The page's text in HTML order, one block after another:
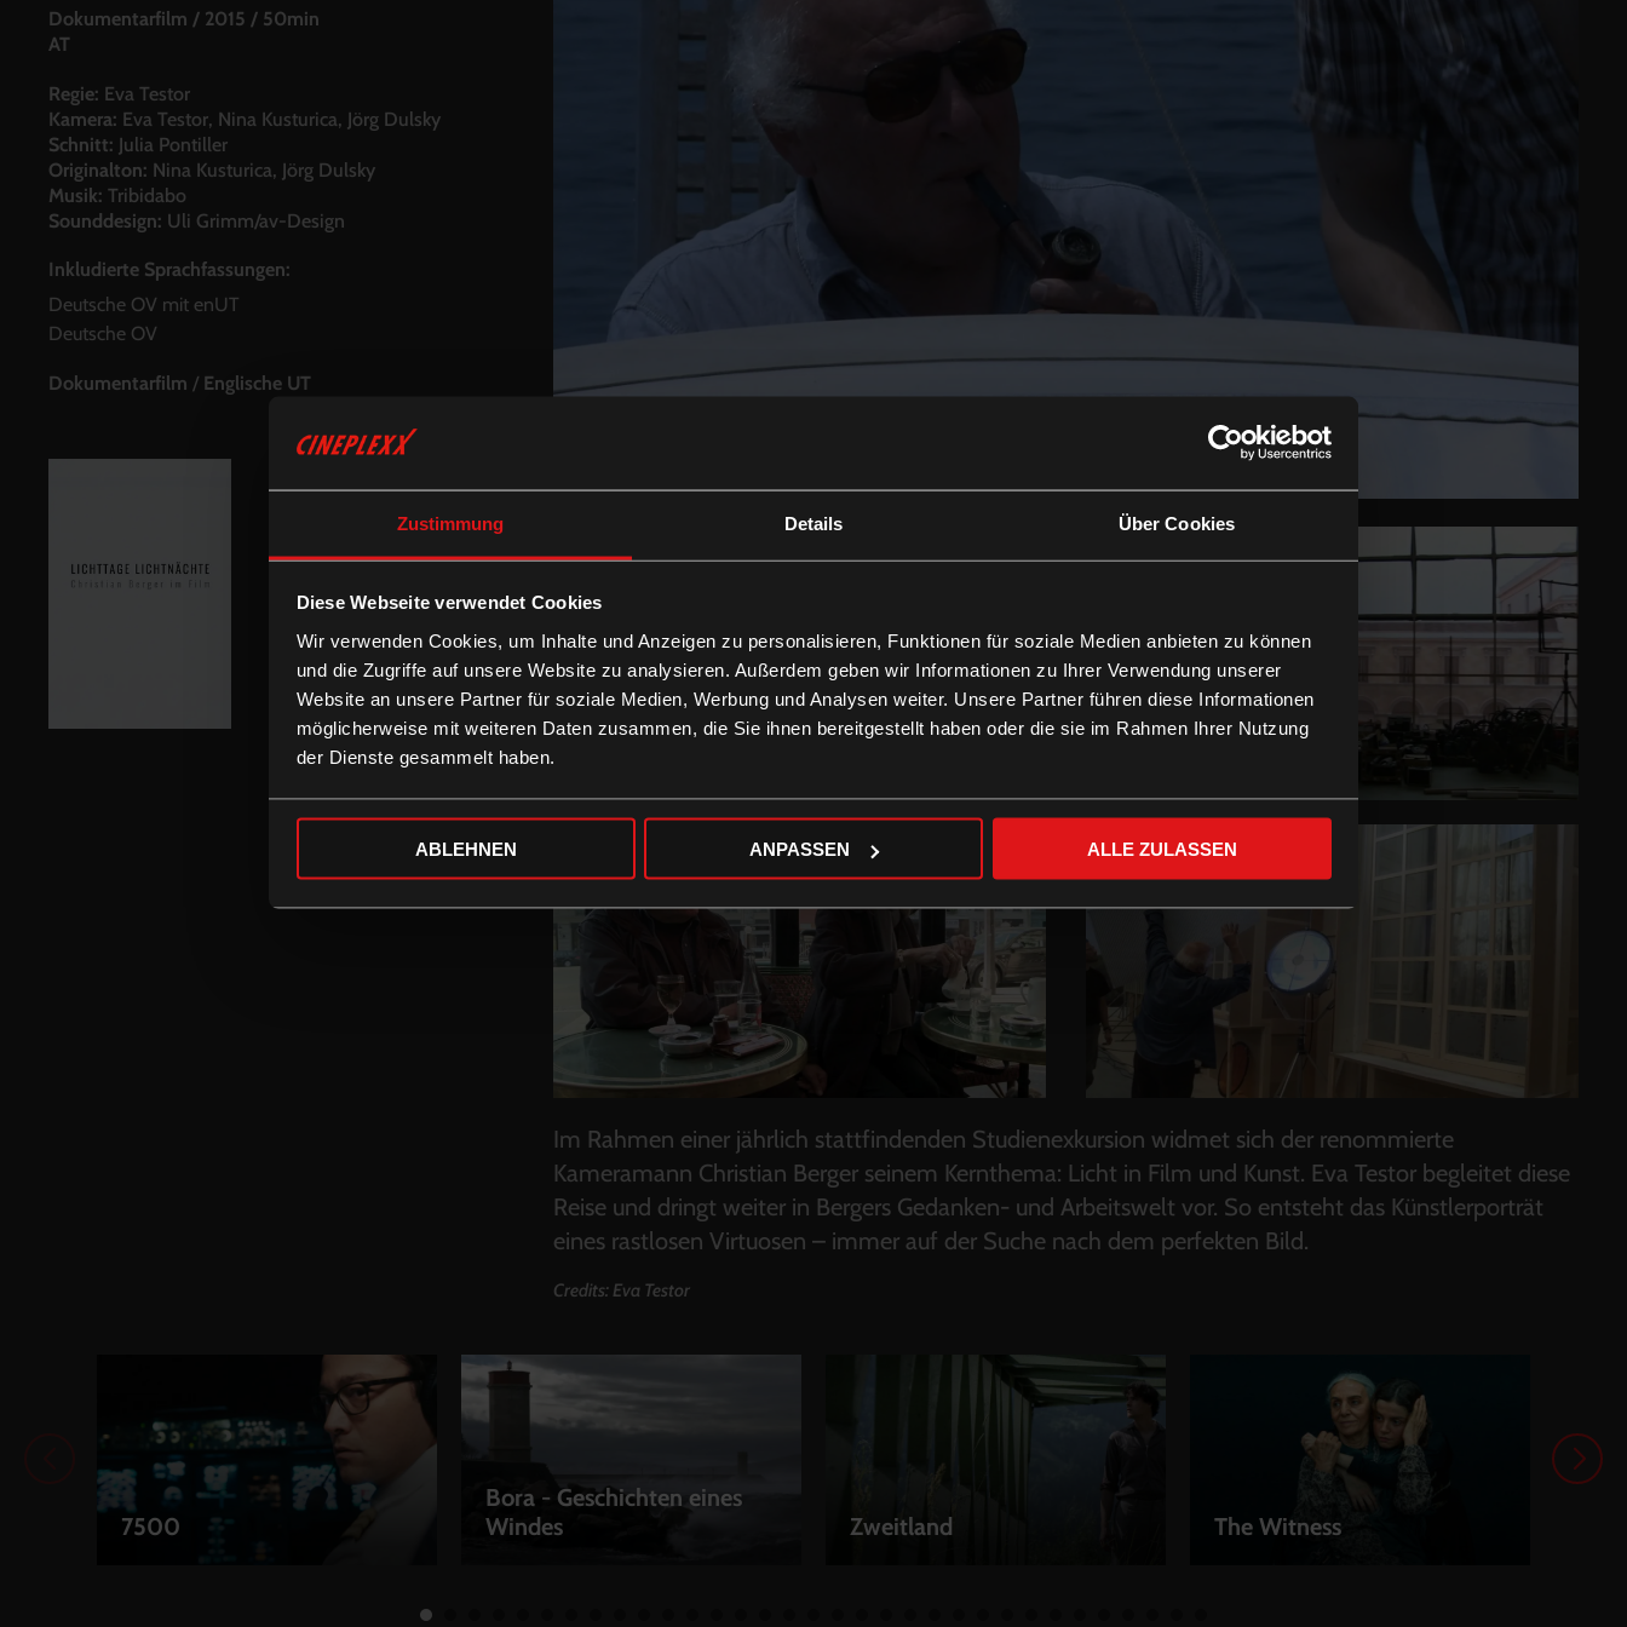
Zustimmung Details Über Cookies
Diese Webseite verwendet Cookies
Wir verwenden Cookies, um Inhalte und Anzeigen zu personalisieren, Funktionen für soziale Medien anbieten zu können
und die Zugriffe auf unsere Website zu analysieren. Außerdem geben wir Informationen zu Ihrer Verwendung unserer
Website an unsere Partner für soziale Medien, Werbung und Analysen weiter. Unsere Partner führen diese Informationen
möglicherweise mit weiteren Daten zusammen, die Sie ihnen bereitgestellt haben oder die sie im Rahmen Ihrer Nutzung
der Dienste gesammelt haben.
ABLEHNEN ANPASSEN ALLE ZULASSEN
Dokumentarfilm / 2015 / 50min
AT
Regie: Eva Testor
Kamera: Eva Testor, Nina Kusturica, Jörg Dulsky
Schnitt: Julia Pontiller
Originalton: Nina Kusturica, Jörg Dulsky
Musik: Tribidabo
Sounddesign: Uli Grimm/av-Design
Inkludierte Sprachfassungen:
Deutsche OV mit enUT
Deutsche OV
Dokumentarfilm / Englische UT
Im Rahmen einer jährlich stattfindenden Studienexkursion widmet sich der renommierte
Kameramann Christian Berger seinem Kernthema: Licht in Film und Kunst. Eva Testor begleitet diese
Reise und dringt weiter in Bergers Gedanken- und Arbeitswelt vor. So entsteht das Künstlerporträt
eines rastlosen Virtuosen – immer auf der Suche nach dem perfekten Bild.
Credits: Eva Testor
7500
LEIHEN
Bora - Geschichten eines
Windes
LEIHEN Zweitland
LEIHEN The Witness
LEIHEN